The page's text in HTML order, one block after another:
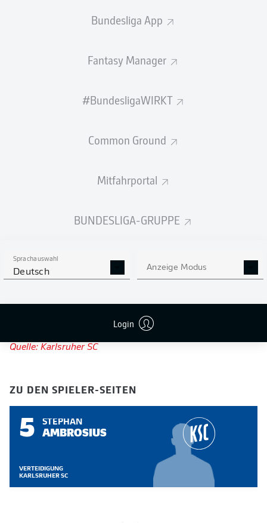
Bundesliga App
Fantasy Manager
#BundesligaWIRKT
Common Ground
Mitfahrportal
BUNDESLIGA-GRUPPE
Sprachauswahl
Deutsch Anzeige Modus
Login
Hol dir die Bundesliga NEXT App!
Saisonende per Leihe von der Elbe nach Baden und soll
mit der Rückennummer 15 auflaufen wird, kommt
Teamkollegen auf dem Trainingsplatz.
Win-Situation für beide Seiten. Wir bekommen einen
WM empfehlen. Wir freuen uns auf eine Verstärkung in
Zitat Stephan Ambrosius: "Ich freue mich sehr, hier in
Karlsruhe zu sein. Ich möchte mit meiner positiven Art
Quelle: Karlsruher SC
ZU DEN SPIELER-SEITEN
5 STEPHAN
AMBROSIUS
VERTEIDIGUNG
KARLSRUHER SC